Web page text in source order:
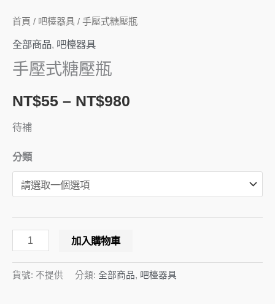
首頁 / 吧檯器具 / 手壓式糖壓瓶
全部商品, 吧檯器具
手壓式糖壓瓶
NT$55 – NT$980
待補
分類
加入購物車
貨號: 不提供 分類: 全部商品, 吧檯器具